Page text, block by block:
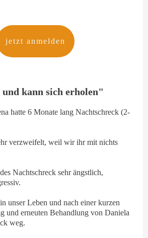
jetzt anmelden
kann sich erholen"
hatte 6 Monate lang Nachtschreck (2-
verzweifelt, weil wir ihr mit nichts
Nachtschreck sehr ängstlich,
unser Leben und nach einer kurzen
und erneuten Behandlung von Daniela
weg.